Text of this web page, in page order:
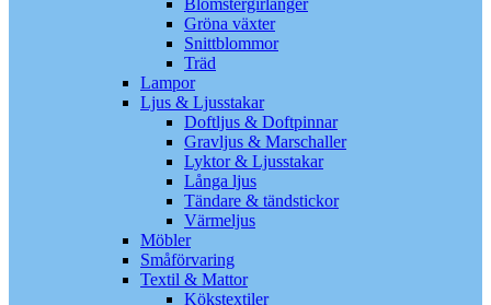
Blomstergirlanger
Gröna växter
Snittblommor
Träd
Lampor
Ljus & Ljusstakar
Doftljus & Doftpinnar
Gravljus & Marschaller
Lyktor & Ljusstakar
Långa ljus
Tändare & tändstickor
Värmeljus
Möbler
Småförvaring
Textil & Mattor
Kökstextiler